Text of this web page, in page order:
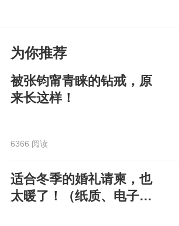
为你推荐
被张钧甯青睐的钻戒，原
来长这样！
6366 阅读
适合冬季的婚礼请柬，也
太暖了！（纸质、电子都